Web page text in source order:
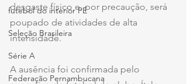
futebol do interior PE
Seleção Brasileira
Série A
Federação Pernambucana
desgaste físico e, por precaução, será
poupado de atividades de alta
intensidade.
A ausência foi confirmada pelo